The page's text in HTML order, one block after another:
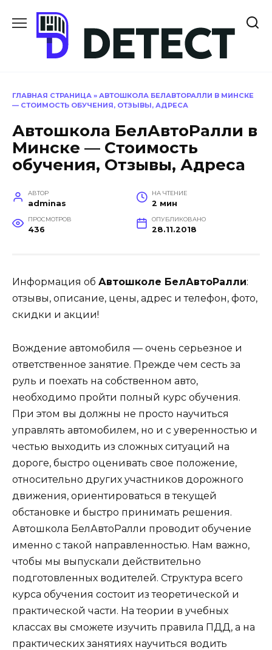
содержанию
ГЛАВНАЯ СТРАНИЦА » АВТОШКОЛА БЕЛАВТОРАЛЛИ В МИНСКЕ
— СТОИМОСТЬ ОБУЧЕНИЯ, ОТЗЫВЫ, АДРЕСА
Автошкола БелАвтоРалли в
Минске — Стоимость
обучения, Отзывы, Адреса
АВТОР
adminas
НА ЧТЕНИЕ
2 мин
ПРОСМОТРОВ
436
ОПУБЛИКОВАНО
28.11.2018
Информация об Автошколе БелАвтоРалли:
отзывы, описание, цены, адрес и телефон, фото,
скидки и акции!
Вождение автомобиля — очень серьезное и
ответственное занятие. Прежде чем сесть за
руль и поехать на собственном авто,
необходимо пройти полный курс обучения.
При этом вы должны не просто научиться
управлять автомобилем, но и с уверенностью и
честью выходить из сложных ситуаций на
дороге, быстро оценивать свое положение,
относительно других участников дорожного
движения, ориентироваться в текущей
обстановке и быстро принимать решения.
Автошкола БелАвтоРалли проводит обучение
именно с такой направленностью. Нам важно,
чтобы мы выпускали действительно
подготовленных водителей. Структура всего
курса обучения состоит из теоретической и
практической части. На теории в учебных
классах вы сможете изучить правила ПДД, а на
практических занятиях научиться водить